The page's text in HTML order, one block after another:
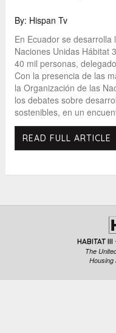
By: Hispan Tv
En Ecuador se
Naciones Unidas Hábitat
40 mil personas,
Con la presencia de las
la Organización de las
los debates sobre
sostenibles, en un
READ FULL ARTICLE
HABITAT
The
Housing